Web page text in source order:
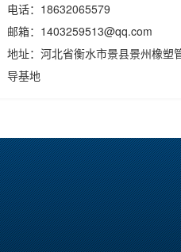
电话：18632065579
邮箱： 1403259513@qq.com
地址：河北省衡水市景县景州橡塑
导基地